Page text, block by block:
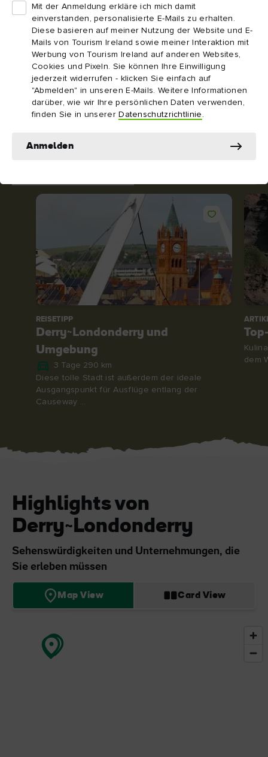
Mit der Anmeldung erkläre ich mich damit
einverstanden, personalisierte E-Mails zu erhalten.
Diese basieren auf meiner Nutzung der Website und E-
Mails von Tourism Ireland sowie meiner Interaktion mit
Werbung von Tourism Ireland auf anderen Websites,
Cookies und Pixeln. Sie können Ihre Einwilligung
jederzeit widerrufen - klicken Sie einfach auf
"Abmelden" in unseren E-Mails. Weitere Informationen
darüber, wie wir Ihre persönlichen Daten verwenden,
finden Sie in unsererDatenschutzrichtlinie
Anmelden
Nordirland ist eines der besten Reiseziele, um bei
entspannten „Slow Travel“-Abenteuern mal einen Gang
herunterzuschalten.
Mehr entdecken
REISETIPP
Derry~Londonderry und
Umgebung
3 Tage 290 km
Diese tolle Stadt ist außerdem der ideale
Ausgangspunkt für Ausflüge entlang der
Causeway ...
dem
Highlights von
Derry~Londonderry
Sehenswürdigkeiten und Unternehmungen, die
Sie erleben müssen
Map View Card View